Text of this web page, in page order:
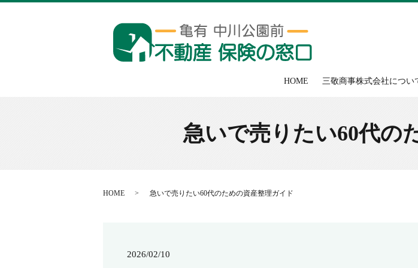
HOME 三敬商事株式会社につい
急いで売りたい60代の
HOME 急いで売りたい60代のための資産整理ガイド
2026/02/10